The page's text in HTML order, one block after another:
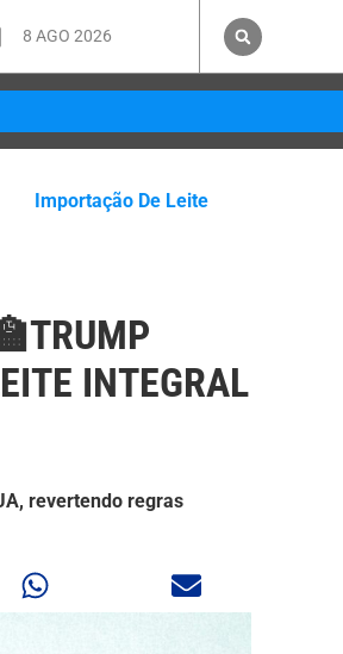
8 AGO 2026
Importação De Leite
INTEGRAL
revertendo regras